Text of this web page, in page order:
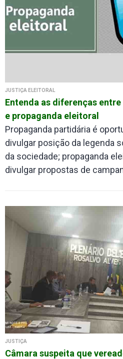
JUSTIÇA ELEITORAL
Entenda as diferenças
e propaganda eleitoral
Propaganda partidária é
divulgar posição da legenda
da sociedade; propaganda
divulgar propostas de
JUSTIÇA
Câmara suspeita que